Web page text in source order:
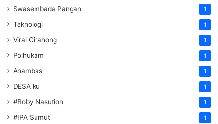
Swasembada Pangan 1
Teknologi 1
Viral Cirahong 1
Polhukam 1
Anambas 1
DESA ku 1
#Boby Nasution 1
#IPA Sumut 1